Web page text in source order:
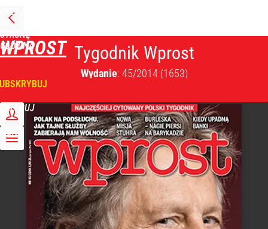
PRZEJDŹ
NA
STRONĘ
GŁÓWNĄ
WPROST
ZALOGUJ
MENU
Tygodnik Wprost
Wydanie: 45/2014 (1653)